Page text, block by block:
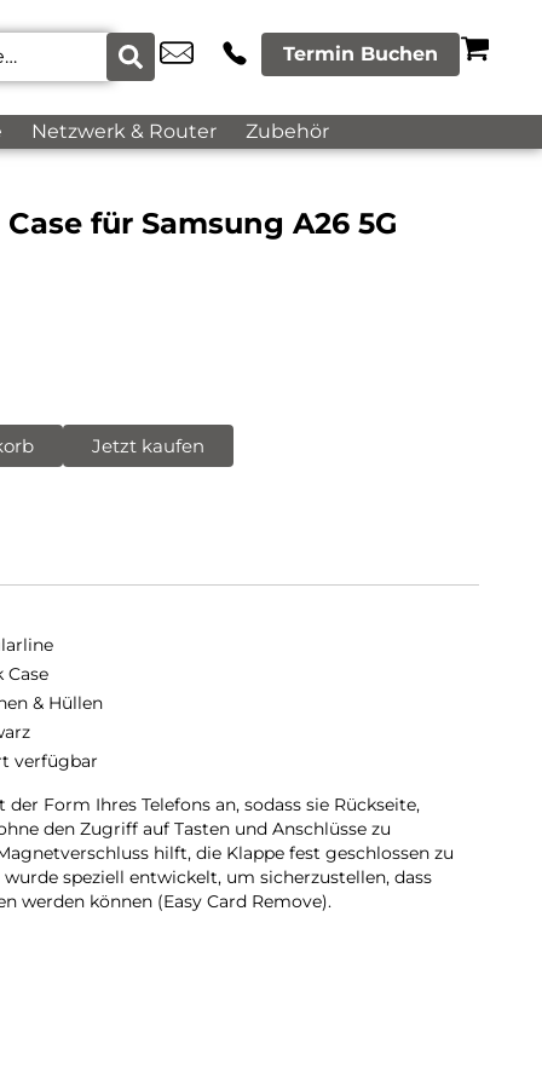
Termin Buchen
Netzwerk & Router Zubehör
für Samsung A26 5G
Jetzt kaufen
Case
& Hüllen
verfügbar
Form Ihres Telefons an, sodass sie Rückseite,
den Zugriff auf Tasten und Anschlüsse zu
hilft, die Klappe fest geschlossen zu
speziell entwickelt, um sicherzustellen, dass
werden können (Easy Card Remove).